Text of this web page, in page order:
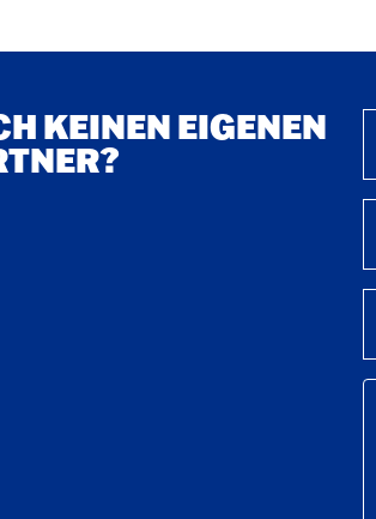
KEINEN EIGENEN